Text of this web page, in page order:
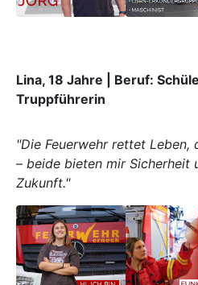
Lina, 18 Jahre | Beruf:
Truppführerin
"Die Feuerwehr rettet Leben,
– beide bieten mir Sicherheit
Zukunft."